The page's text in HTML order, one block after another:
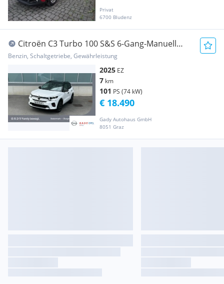
Privat
6700 Bludenz
Citroën C3 Turbo 100 S&S 6-Gang-Manuell
Max
Benzin, Schaltgetriebe, Gewährleistung
2025 EZ
7 km
101 PS (74 kW)
Gady Autohaus GmbH
8051 Graz
€ 18.490